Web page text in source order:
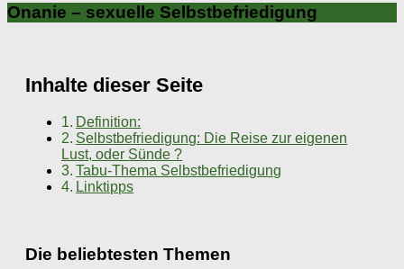
Onanie – sexuelle Selbstbefriedigung
Inhalte dieser Seite
Definition:
Selbstbefriedigung: Die Reise zur eigenen
Lust, oder Sünde ?
Tabu-Thema Selbstbefriedigung
Linktipps
Die beliebtesten Themen